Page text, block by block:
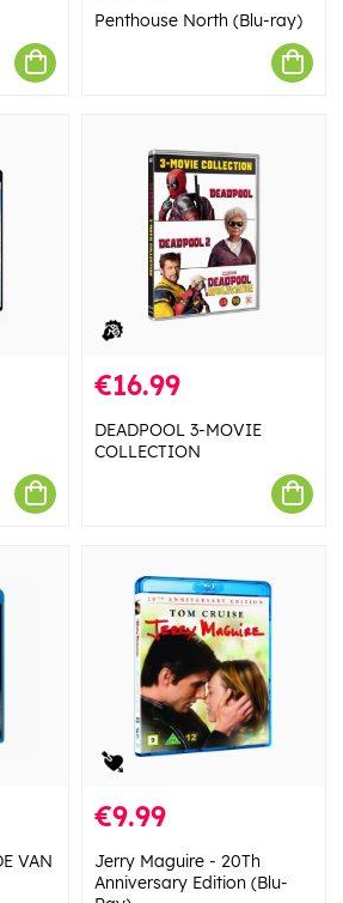
Penthouse North (Blu-ray)
€16.99
DEADPOOL 3-MOVIE
COLLECTION
VAN
€9.99
Jerry Maguire - 20Th
Anniversary Edition (Blu-